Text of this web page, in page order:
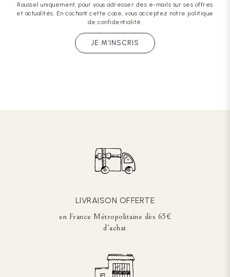
Roussel uniquement, pour vous adresser des e-mails sur ses offres
et actualités. En cochant cette case, vous acceptez notre politique
de confidentialité.
JE M’INSCRIS
LIVRAISON OFFERTE
en France Métropolitaine dès 65€
d’achat